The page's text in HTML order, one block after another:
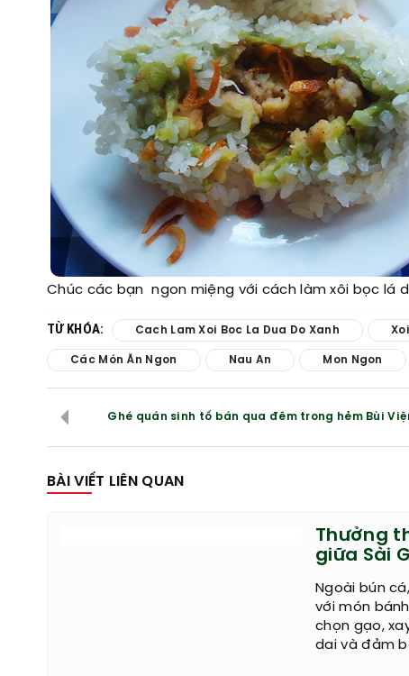
Chúc các bạn ngon miệng với cách làm xôi bọc lá
TỪ KHÓA: Cach Lam Xoi Boc La Dua Do Xanh
Các Món Ăn Ngon Nau An Mon Ngon
Ghé quán sinh tố bán qua đêm trong hẻm Bùi
BÀI VIẾT LIÊN QUAN
Thưởng
giữa Sài
Ngoài bún
với món
chọn gạo,
dai và đảm